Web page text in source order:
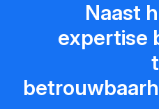
Naast
expertise